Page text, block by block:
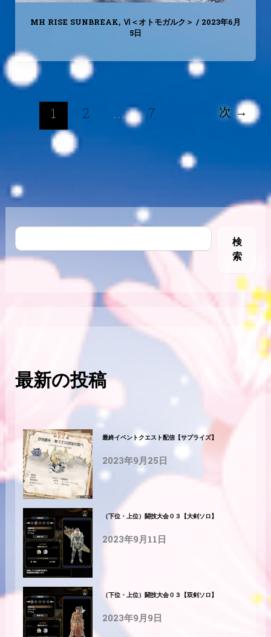
MH RISE SUNBREAK, Ⅵ＜オトモガルク＞ / 2023年6月
5日
1 2 … 7 次→
検
索
最新の投稿
最終イベントクエスト配信【サプライズ】
2023年9月25日
（下位・上位）闘技大会０３【大剣ソロ】
2023年9月11日
（下位・上位）闘技大会０３【双剣ソロ】
2023年9月9日